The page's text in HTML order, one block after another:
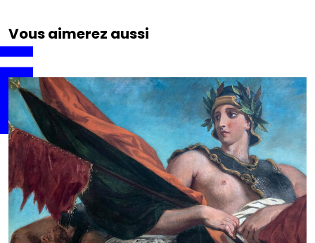
Vous aimerez aussi